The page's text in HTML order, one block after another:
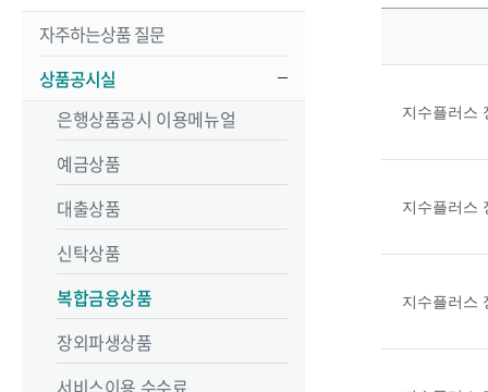
자주하는상품 질문
상품공시실
은행상품공시 이용메뉴얼
예금상품
대출상품
신탁상품
복합금융상품
장외파생상품
서비스이용 수수료
지수플러스
지수플러스